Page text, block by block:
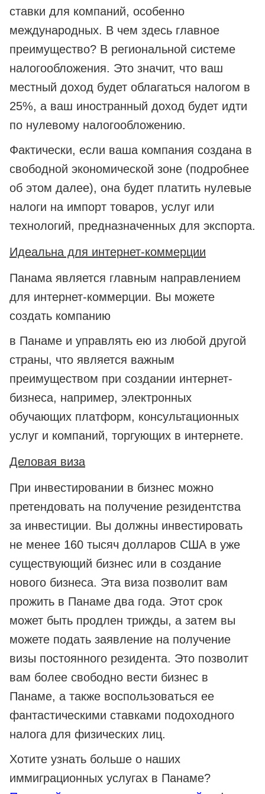
ставки для компаний, особенно
международных. В чем здесь главное
преимущество? В региональной системе
налогообложения. Это значит, что ваш
местный доход будет облагаться налогом в
25%, а ваш иностранный доход будет идти
по нулевому налогообложению.
Фактически, если ваша компания создана в
свободной экономической зоне (подробнее
об этом далее), она будет платить нулевые
налоги на импорт товаров, услуг или
технологий, предназначенных для экспорта.
Идеальна для интернет-коммерции
Панама является главным направлением
для интернет-коммерции. Вы можете
создать компанию
в Панаме и управлять ею из любой другой
страны, что является важным
преимуществом при создании интернет-
бизнеса, например, электронных
обучающих платформ, консультационных
услуг и компаний, торгующих в интернете.
Деловая виза
При инвестировании в бизнес можно
претендовать на получение резидентства
за инвестиции. Вы должны инвестировать
не менее 160 тысяч долларов США в уже
существующий бизнес или в создание
нового бизнеса. Эта виза позволит вам
прожить в Панаме два года. Этот срок
может быть продлен трижды, а затем вы
можете подать заявление на получение
визы постоянного резидента. Это позволит
вам более свободно вести бизнес в
Панаме, а также воспользоваться ее
фантастическими ставками подоходного
налога для физических лиц.
Хотите узнать больше о наших
иммиграционных услугах в Панаме?